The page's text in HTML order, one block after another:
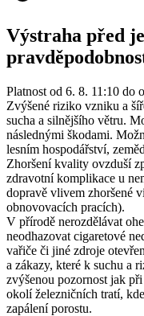
Výstraha před
Platnost od 6. 8. 11:10 do
Zvýšené riziko vzniku a
sucha a silnějšího větru.
následnými škodami.
lesním hospodářství,
Zhoršení kvality ovzduší
zdravotní komplikace u
dopravě vlivem zhoršené
obnovovacích pracích).
V přírodě nerozdělávat
neodhazovat cigaretové
vařiče či jiné zdroje
a zákazy, které k suchu a
zvýšenou pozornost jak
okolí železničních tratí,
zapálení porostu.